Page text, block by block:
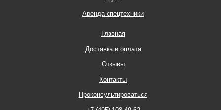
Аренда спецтехники
Главная
Доставка и оплата
Отзывы
Контакты
Проконсультироваться